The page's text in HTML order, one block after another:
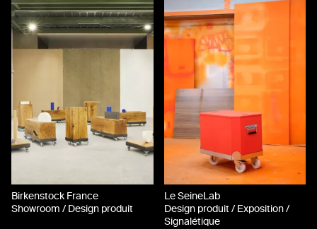
Birkenstock France
Showroom / Design produit
Le SeineLab
Design produit / Exposition /
Signalétique